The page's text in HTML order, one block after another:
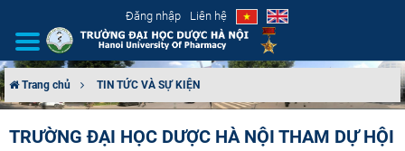
Đăng nhập Liên hệ
Trang chủ TIN TỨC VÀ SỰ KIỆN
TRƯỜNG ĐẠI HỌC DƯỢC HÀ NỘI THAM DỰ HỘI